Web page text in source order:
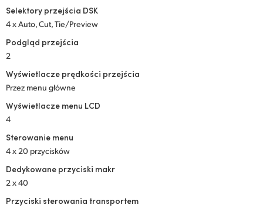
Selektory przejścia DSK
4 x Auto, Cut, Tie/Preview
Podgląd przejścia
2
Wyświetlacze prędkości przejścia
Przez menu główne
Wyświetlacze menu LCD
4
Sterowanie menu
4 x 20 przycisków
Dedykowane przyciski makr
2 x 40
Przyciski sterowania transportem